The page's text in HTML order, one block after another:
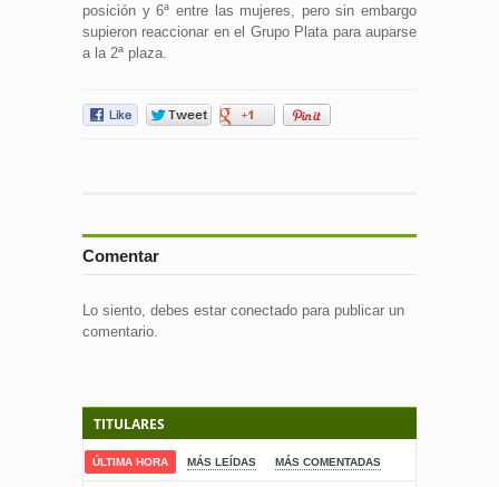
posición y 6ª entre las mujeres, pero sin embargo
supieron reaccionar en el Grupo Plata para auparse
a la 2ª plaza.
Comentar
Lo siento, debes estar conectado para publicar un
comentario.
TITULARES
ÚLTIMA HORA MÁS LEÍDAS MÁS COMENTADAS